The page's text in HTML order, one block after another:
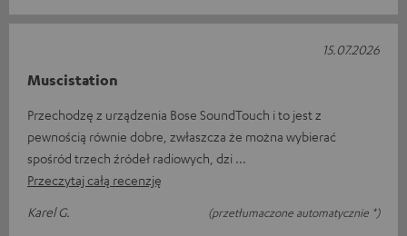
Muscistation
Przechodzę z urządzenia Bose SoundTouch i to jest z
pewnością równie dobre, zwłaszcza że można wybierać
spośród trzech źródeł radiowych, dzi
Przeczytaj całą recenzję
Karel G.
(przetłumaczone automatycznie *)
15.07.2026